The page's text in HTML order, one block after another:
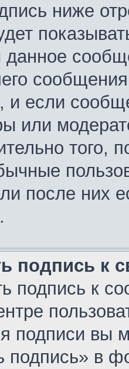
ниже
данное
и если
или
того,
после них
подпись к
подпись к
подписи вы
подпись» в